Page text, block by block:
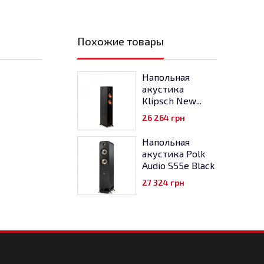
Похожие товары
Напольная
акустика
Klipsch New...
26 264 грн
Напольная
акустика Polk
Audio S55e Black
27 324 грн